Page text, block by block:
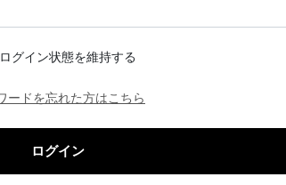
ログイン状態を維持する
ードを忘れた方はこちら
ログイン